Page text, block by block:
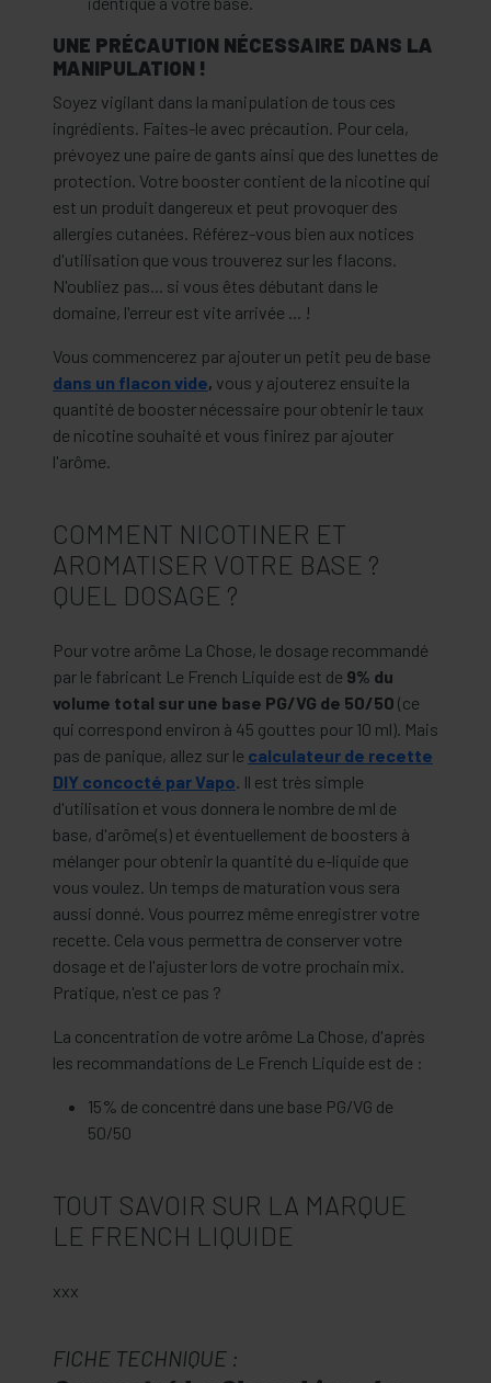
UNE PRÉCAUTION NÉCESSAIRE DANS LA
MANIPULATION !
Soyez vigilant dans la manipulation de tous ces
ingrédients. Faites-le avec précaution. Pour cela,
prévoyez une paire de gants ainsi que des lunettes de
protection. Votre booster contient de la nicotine qui
est un produit dangereux et peut provoquer des
allergies cutanées. Référez-vous bien aux notices
d'utilisation que vous trouverez sur les flacons.
N'oubliez pas... si vous êtes débutant dans le
domaine, l'erreur est vite arrivée ... !
Vous commencerez par ajouter un petit peu de base
dans un flacon vide, vous y ajouterez ensuite la
quantité de booster nécessaire pour obtenir le taux
de nicotine souhaité et vous finirez par ajouter
l'arôme.
COMMENT NICOTINER ET
AROMATISER VOTRE BASE ?
QUEL DOSAGE ?
Pour votre arôme La Chose, le dosage recommandé
par le fabricant Le French Liquide est de 9% du
volume total sur une base PG/VG de 50/50 (ce
qui correspond environ à 45 gouttes pour 10 ml). Mais
pas de panique, allez sur le calculateur de recette
DIY concocté par Vapo. Il est très simple
d'utilisation et vous donnera le nombre de ml de
base, d'arôme(s) et éventuellement de boosters à
mélanger pour obtenir la quantité du e-liquide que
vous voulez. Un temps de maturation vous sera
aussi donné. Vous pourrez même enregistrer votre
recette. Cela vous permettra de conserver votre
dosage et de l'ajuster lors de votre prochain mix.
Pratique, n'est ce pas ?
La concentration de votre arôme La Chose, d'après
les recommandations de Le French Liquide est de :
15% de concentré dans une base PG/VG de
50/50
TOUT SAVOIR SUR LA MARQUE
LE FRENCH LIQUIDE
xxx
FICHE TECHNIQUE :